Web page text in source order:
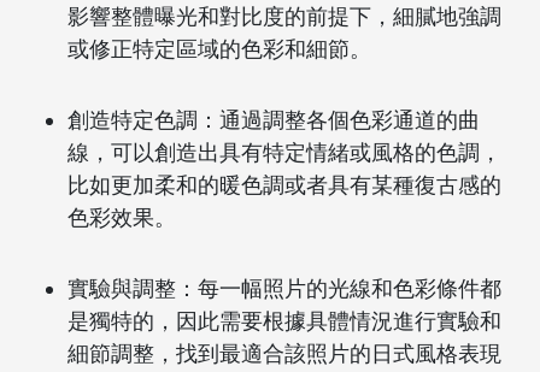
影響整體曝光和對比度的前提下，細膩地強調
或修正特定區域的色彩和細節。
創造特定色調：通過調整各個色彩通道的曲
線，可以創造出具有特定情緒或風格的色調，
比如更加柔和的暖色調或者具有某種復古感的
色彩效果。
實驗與調整：每一幅照片的光線和色彩條件都
是獨特的，因此需要根據具體情況進行實驗和
細節調整，找到最適合該照片的日式風格表現